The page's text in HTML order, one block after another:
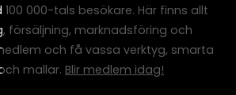
000-tals besökare. Här finns allt
försäljning, marknadsföring och
och få vassa verktyg, smarta
mallar. Blir medlem idag!